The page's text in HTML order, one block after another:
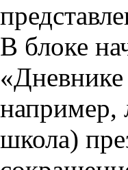
В блоке
например,
школа)